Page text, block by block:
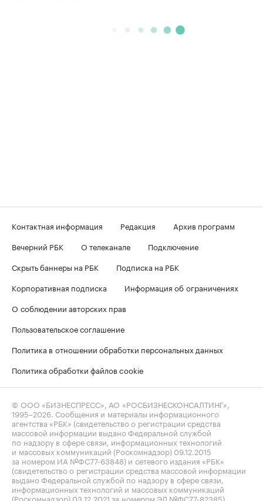
Контактная информация Редакция
Архив программ
Вечерний РБК
О телеканале
Подключение
Скрыть баннеры на РБК
Подписка на РБК
Корпоративная подписка
Информация об ограничениях
О соблюдении авторских прав
Пользовательское соглашение
Политика в отношении обработки персональных данных
Политика обработки файлов cookie
© ООО «БИЗНЕСПРЕСС», АО «РОСБИЗНЕСКОНСАЛТИНГ»,
1995–2026 . Сообщения и материалы информационного
агентства «РБК» (свидетельство о регистрации средства
массовой информации выдано Федеральной службой
по надзору в сфере связи, информационных технологий
и массовых коммуникаций (Роскомнадзор) 09.12.2015
за номером ИА №ФС77-63848) и сетевого издания «РБК»
(свидетельство о регистрации средства массовой информации
выдано Федеральной службой по надзору в сфере связи,
информационных технологий и массовых коммуникаций
(Роскомнадзор) 03.12.2021 за номером ЭЛ №ФС77-82385)